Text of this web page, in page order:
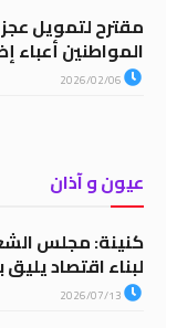
مقترح لتمويل
المواطنين أعباء
عيون و آذان
كنينة: مجلس
لبناء اقتصاد